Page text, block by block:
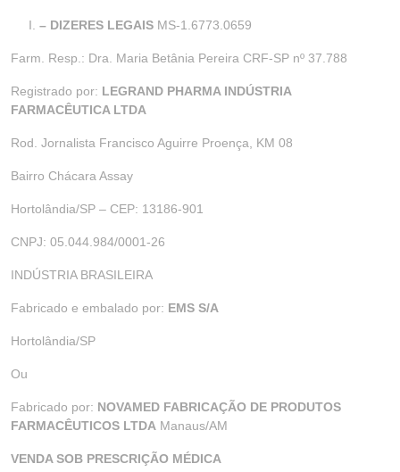
– DIZERES LEGAIS MS-1.6773.0659
Farm. Resp.: Dra. Maria Betânia Pereira CRF-SP nº 37.788
Registrado por: LEGRAND PHARMA INDÚSTRIA
FARMACÊUTICA LTDA
Rod. Jornalista Francisco Aguirre Proença, KM 08
Bairro Chácara Assay
Hortolândia/SP – CEP: 13186-901
CNPJ: 05.044.984/0001-26
INDÚSTRIA BRASILEIRA
Fabricado e embalado por: EMS S/A
Hortolândia/SP
Ou
Fabricado por: NOVAMED FABRICAÇÃO DE PRODUTOS
FARMACÊUTICOS LTDA Manaus/AM
VENDA SOB PRESCRIÇÃO MÉDICA